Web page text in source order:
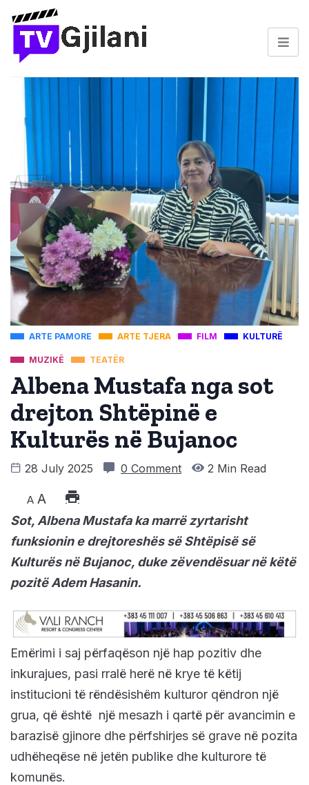
ARTE PAMORE ARTE TJERA FILM KULTURË
MUZIKË TEATËR
Albena Mustafa nga sot
drejton Shtëpinë e
Kulturës në Bujanoc
28 July 2025 0 Comment 2 Min Read
A A
Sot, Albena Mustafa ka marrë zyrtarisht
funksionin e drejtoreshës së Shtëpisë së
Kulturës në Bujanoc, duke zëvendësuar në këtë
pozitë Adem Hasanin.
Emërimi i saj përfaqëson një hap pozitiv dhe
inkurajues, pasi rralë herë në krye të këtij
institucioni të rëndësishëm kulturor qëndron një
grua, që është një mesazh i qartë për avancimin e
barazisë gjinore dhe përfshirjes së grave në pozita
udhëheqëse në jetën publike dhe kulturore të
komunës.